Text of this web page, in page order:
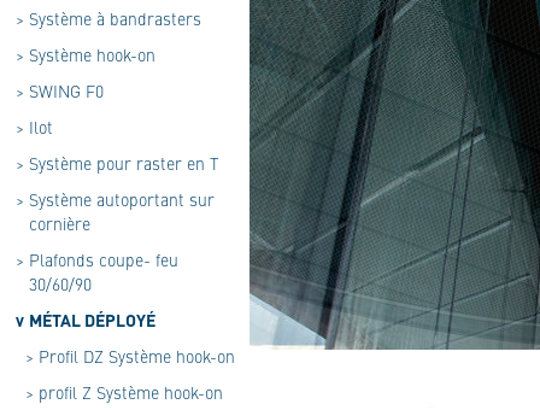
> Système à bandrasters
> Système hook-on
> SWING F0
> Ilot
> Système pour raster en T
> Système autoportant sur
cornière
> Plafonds coupe- feu
30/60/90
v MÉTAL DÉPLOYÉ
> Profil DZ Système hook-on
> profil Z Système hook-on